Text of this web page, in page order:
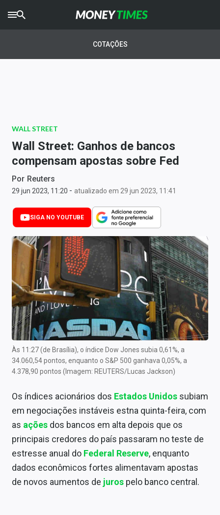
AGROTIMES
Newsletters
Anuncie
Últimas Notícias
Newsletters
Cotações
Comprar ou vender?
Carteiras Recomendadas
Central de Dividendos
Central de Fundos Imobiliários
Central dos IPOs
Finanças Pessoais
Mercados
Economia
Empresas
Brasil
COTAÇÕES
WALL STREET
Wall Street: Ganhos de bancos
compensam apostas sobre Fed
Por Reuters
29 jun 2023, 11:20 - atualizado em 29 jun 2023, 11:41
SIGA NO YOUTUBE
Às 11:27 (de Brasília), o índice Dow Jones subia 0,61%, a
34.060,54 pontos, enquanto o S&P 500 ganhava 0,05%, a
4.378,90 pontos (Imagem: REUTERS/Lucas Jackson)
Os índices acionários dos Estados Unidos subiam
em negociações instáveis ​​estna quinta-feira, com
as ações dos bancos em alta depois que os
principais credores do país passaram no teste de
estresse anual do Federal Reserve, enquanto
dados econômicos fortes alimentavam apostas
de novos aumentos de juros pelo banco central.